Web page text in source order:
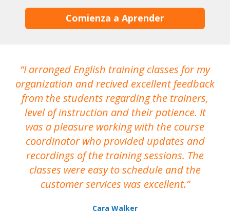
Comienza a Aprender
I arranged English training classes for my
organization and recived excellent feedback
from the students regarding the trainers,
level of instruction and their patience. It
was a pleasure working with the course
coordinator who provided updates and
recordings of the training sessions. The
classes were easy to schedule and the
customer services was excellent.
Cara Walker